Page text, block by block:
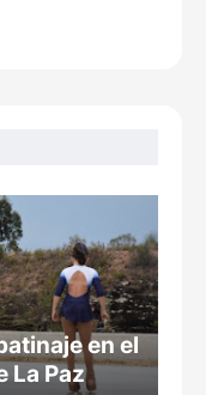
en el
La Paz